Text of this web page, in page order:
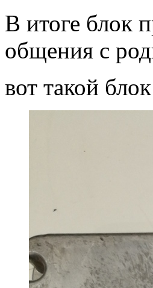
В итоге блок
общения с
вот такой